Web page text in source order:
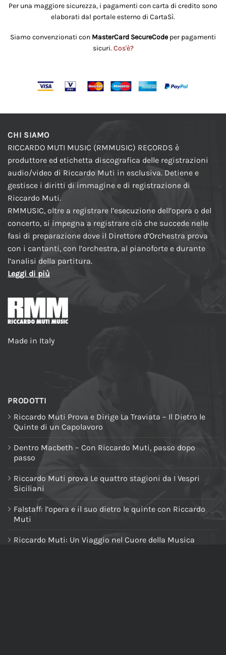
Per una maggiore sicurezza, i pagamenti con carta di credito sono
elaborati dal portale esterno di CartaSì.
Siamo convenzionati con MasterCard SecureCode per pagamenti
sicuri. Cos'è?
CHI SIAMO
RICCARDO MUTI MUSIC (RMMUSIC) RECORDS è
produttore ed etichetta discografica delle registrazioni
audio/video di Riccardo Muti in esclusiva. Detiene e
gestisce i diritti di immagine e di registrazione di
Riccardo Muti.
RMMUSIC, oltre a registrare l’esecuzione dell’opera o del
concerto, si impegna a registrare ciò che succede nelle
fasi di preparazione dove il Direttore d’Orchestra prova
con i cantanti, con l’orchestra, al pianoforte e durante
l’analisi della partitura.
Leggi di più
Made in Italy
PRODOTTI
Riccardo Muti Prova e Dirige La Traviata – Il Dietro le
Quinte di un Capolavoro
Dentro Macbeth – Con Riccardo Muti, passo dopo
passo
Riccardo Muti prova Le quattro stagioni da I Vespri
Siciliani
Falstaff: l’opera e il suo dietro le quinte con Riccardo
Muti
Riccardo Muti: Un Viaggio nel Cuore della Musica